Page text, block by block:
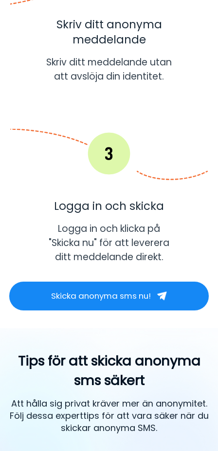
Skriv ditt anonyma
meddelande
Skriv ditt meddelande utan
att avslöja din identitet.
Logga in och skicka
Logga in och klicka på
"Skicka nu" för att leverera
ditt meddelande direkt.
Skicka anonyma sms nu!
Tips för att skicka anonyma
sms säkert
Att hålla sig privat kräver mer än anonymitet.
Följ dessa experttips för att vara säker när du
skickar anonyma SMS.